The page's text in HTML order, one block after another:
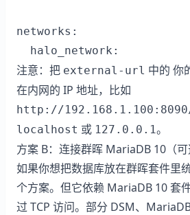
networks:
注意：把 external-url 中的 你
在内网的 IP 地址，比如
http://
localhost 或 127.0.0.1。
方案 B：连接群晖 MariaDB 10（可
如果你想把数据库放在群晖套件里
个方案。但它依赖 MariaDB 10 套
过 TCP 访问。部分 DSM、